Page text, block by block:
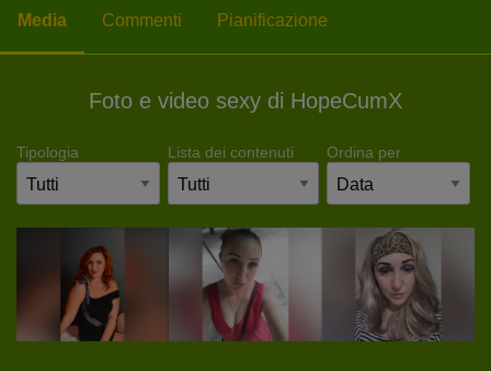
Media Commenti Pianificazione
Foto e video sexy di HopeCumX
Tipologia Lista dei contenuti Ordina per